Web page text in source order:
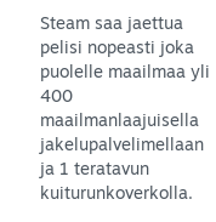
Steam saa jaettua
pelisi nopeasti joka
puolelle maailmaa yli
400
maailmanlaajuisella
jakelupalvelimellaan
ja 1 teratavun
kuiturunkoverkolla.